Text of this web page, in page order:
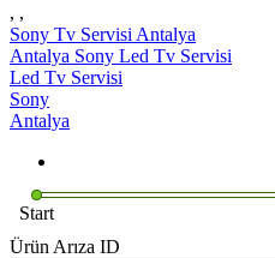
, ,
Sony Tv Servisi Antalya
Antalya Sony Led Tv Servisi
Led Tv Servisi
Sony
Antalya
Start
Ürün Arıza ID